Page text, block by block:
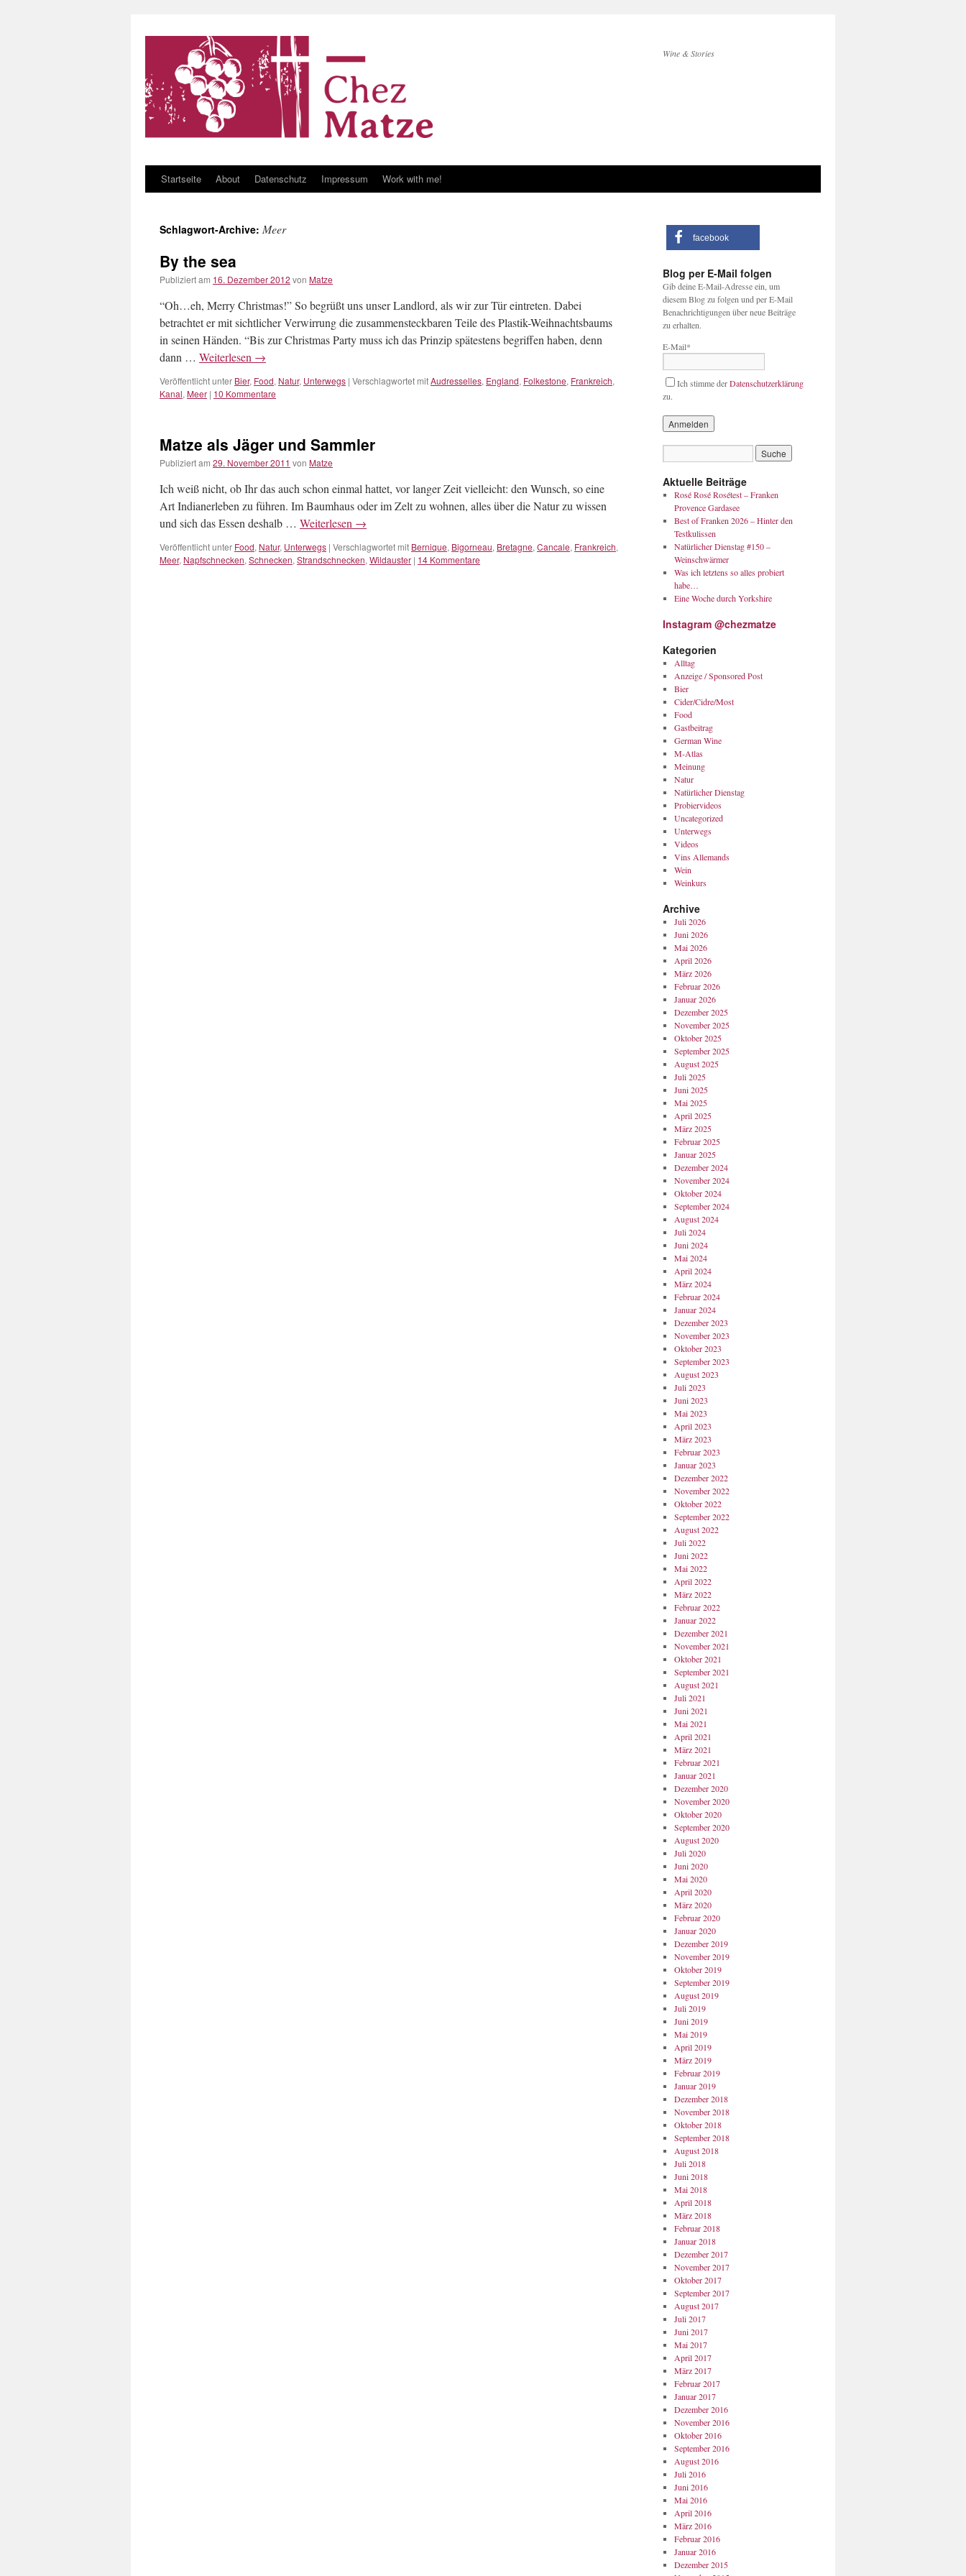
Wine & Stories
Zum Inhalt springen
Startseite About Datenschutz Impressum Work with me!
Schlagwort-Archive: Meer
By the sea
Publiziert am 16. Dezember 2012 von Matze
“Oh…eh, Merry Christmas!” So begrüßt uns unser Landlord, als wir zur Tür eintreten. Dabei
betrachtet er mit sichtlicher Verwirrung die zusammensteckbaren Teile des Plastik-Weihnachtsbaums
in seinen Händen. “Bis zur Christmas Party muss ich das Prinzip spätestens begriffen haben, denn
dann … Weiterlesen →
Veröffentlicht unter Bier, Food, Natur, Unterwegs | Verschlagwortet mitAudresselles, England, Folkestone, Frankreich,
Kanal, Meer | 10 Kommentare
Matze als Jäger und Sammler
Publiziert am 29. November 2011 von Matze
Ich weiß nicht, ob Ihr das auch schon einmal hattet, vor langer Zeit vielleicht: den Wunsch, so eine
Art Indianerleben zu führen. Im Baumhaus oder im Zelt zu wohnen, alles über die Natur zu wissen
und sich das Essen deshalb … Weiterlesen →
Veröffentlicht unter Food, Natur, Unterwegs | Verschlagwortet mit Bernique, Bigorneau, Bretagne, Cancale, Frankreich,
Meer, Napfschnecken, Schnecken, Strandschnecken, Wildauster | 14 Kommentare
facebook
Blog per E-Mail folgen
Gib deine E-Mail-Adresse ein, um
diesem Blog zu folgen und per E-Mail
Benachrichtigungen über neue Beiträge
zu erhalten.
E-Mail*
Ich stimme derDatenschutzerklärung
zu.
Aktuelle Beiträge
Rosé Rosé Rosétest – Franken
Provence Gardasee
Best of Franken 2026 – Hinter den
Testkulissen
Natürlicher Dienstag #150 –
Weinschwärmer
Was ich letztens so alles probiert
habe…
Eine Woche durch Yorkshire
Instagram @chezmatze
Kategorien
Alltag
Anzeige / Sponsored Post
Bier
Cider/Cidre/Most
Food
Gastbeitrag
German Wine
M-Atlas
Meinung
Natur
Natürlicher Dienstag
Probiervideos
Uncategorized
Unterwegs
Videos
Vins Allemands
Wein
Weinkurs
Archive
Juli 2026
Juni 2026
Mai 2026
April 2026
März 2026
Februar 2026
Januar 2026
Dezember 2025
November 2025
Oktober 2025
September 2025
August 2025
Juli 2025
Juni 2025
Mai 2025
April 2025
März 2025
Februar 2025
Januar 2025
Dezember 2024
November 2024
Oktober 2024
September 2024
August 2024
Juli 2024
Juni 2024
Mai 2024
April 2024
März 2024
Februar 2024
Januar 2024
Dezember 2023
November 2023
Oktober 2023
September 2023
August 2023
Juli 2023
Juni 2023
Mai 2023
April 2023
März 2023
Februar 2023
Januar 2023
Dezember 2022
November 2022
Oktober 2022
September 2022
August 2022
Juli 2022
Juni 2022
Mai 2022
April 2022
März 2022
Februar 2022
Januar 2022
Dezember 2021
November 2021
Oktober 2021
September 2021
August 2021
Juli 2021
Juni 2021
Mai 2021
April 2021
März 2021
Februar 2021
Januar 2021
Dezember 2020
November 2020
Oktober 2020
September 2020
August 2020
Juli 2020
Juni 2020
Mai 2020
April 2020
März 2020
Februar 2020
Januar 2020
Dezember 2019
November 2019
Oktober 2019
September 2019
August 2019
Juli 2019
Juni 2019
Mai 2019
April 2019
März 2019
Februar 2019
Januar 2019
Dezember 2018
November 2018
Oktober 2018
September 2018
August 2018
Juli 2018
Juni 2018
Mai 2018
April 2018
März 2018
Februar 2018
Januar 2018
Dezember 2017
November 2017
Oktober 2017
September 2017
August 2017
Juli 2017
Juni 2017
Mai 2017
April 2017
März 2017
Februar 2017
Januar 2017
Dezember 2016
November 2016
Oktober 2016
September 2016
August 2016
Juli 2016
Juni 2016
Mai 2016
April 2016
März 2016
Februar 2016
Januar 2016
Dezember 2015